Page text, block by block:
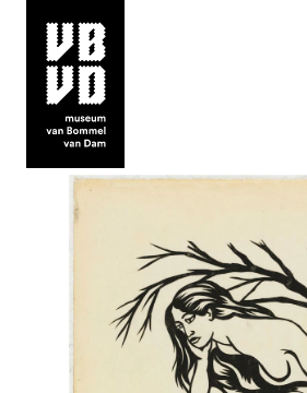
museum van Bommel van Dam